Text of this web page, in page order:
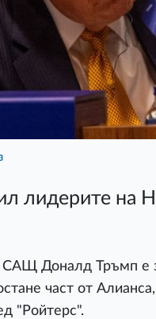
лидерите на
САЩ Доналд Тръмп е
част от
"Ройтерс".